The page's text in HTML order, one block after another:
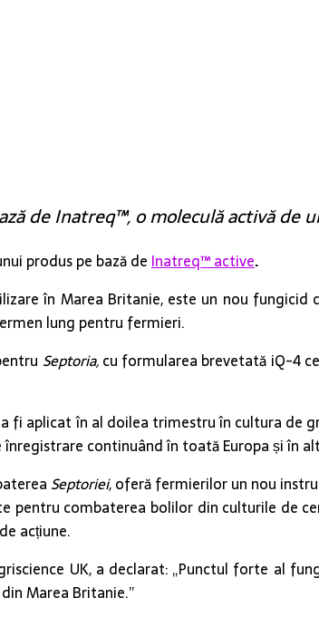
de Inatreq™, o moleculă activă de
produs pe bază de Inatreq™ active.
în Marea Britanie, este un nou
lung pentru fermieri.
Septoria,cu formularea brevetată iQ-4
fi aplicat în al doilea trimestru în cultura de
continuând în toată Europa și în
Septoriei, oferă fermierilor un nou
pentru combaterea bolilor din culturile de
acțiune.
UK, a declarat: „Punctul forte al
Marea Britanie.”